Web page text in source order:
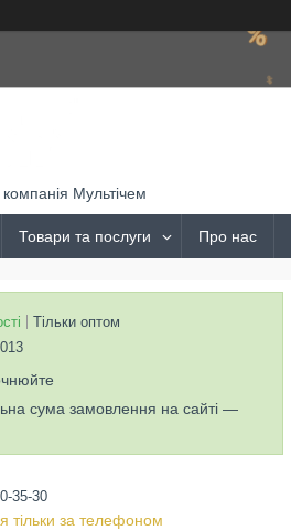
Мультічем
Товари та послуги Про нас
Тільки оптом
сума замовлення на сайті —
35-30
тільки за телефоном